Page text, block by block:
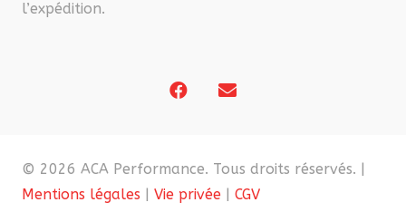
l’expédition.
© 2026 ACA Performance. Tous droits réservés. |
Mentions légales | Vie privée | CGV